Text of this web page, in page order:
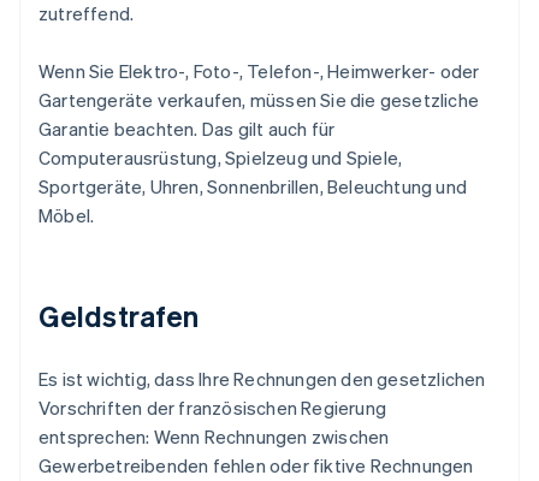
zutreffend.
Wenn Sie Elektro-, Foto-, Telefon-, Heimwerker- oder
Gartengeräte verkaufen, müssen Sie die gesetzliche
Garantie beachten. Das gilt auch für
Computerausrüstung, Spielzeug und Spiele,
Sportgeräte, Uhren, Sonnenbrillen, Beleuchtung und
Möbel.
Geldstrafen
Es ist wichtig, dass Ihre Rechnungen den gesetzlichen
Vorschriften der französischen Regierung
entsprechen: Wenn Rechnungen zwischen
Gewerbetreibenden fehlen oder fiktive Rechnungen